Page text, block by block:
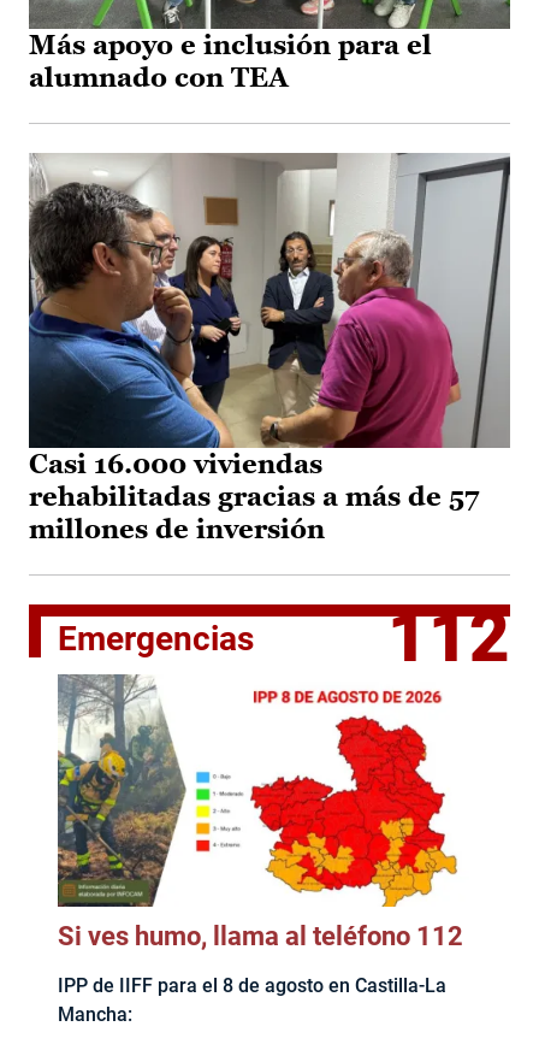
Más apoyo e inclusión para el
alumnado con TEA
Casi 16.000 viviendas
rehabilitadas gracias a más de 57
millones de inversión
Emergencias 112
Si ves humo, llama al teléfono 112
IPP de IIFF para el 8 de agosto en Castilla-La
Mancha: